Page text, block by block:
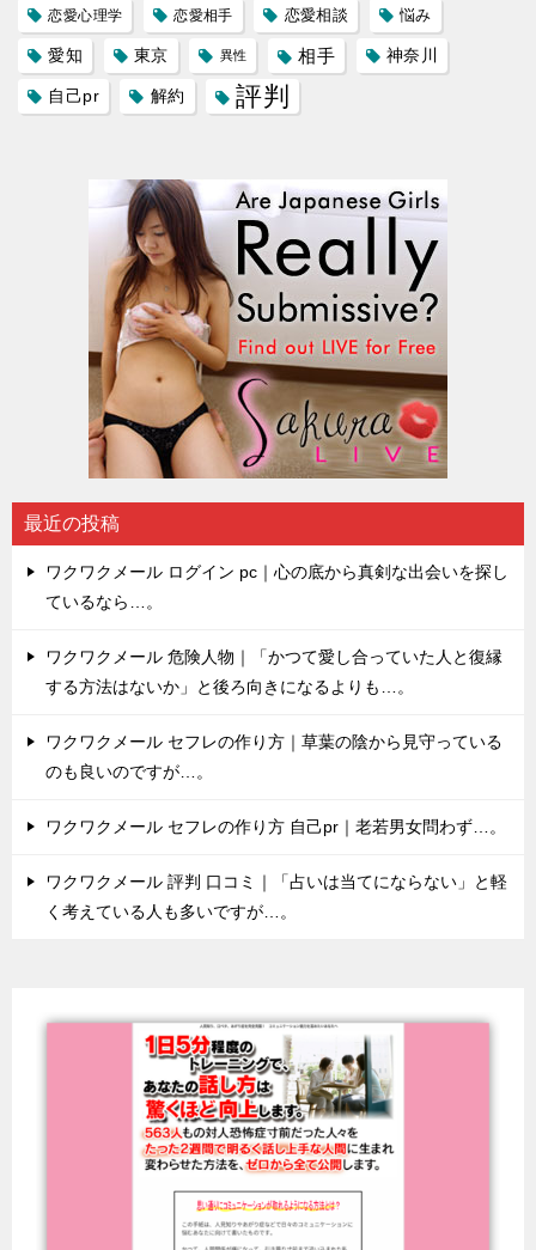
恋愛心理学 恋愛相手 恋愛相談 悩み
愛知 東京 異性 相手 神奈川
自己pr 解約 評判
最近の投稿
ワクワクメール ログイン pc｜心の底から真剣な出会いを探し
ているなら…。
ワクワクメール 危険人物｜「かつて愛し合っていた人と復縁
する方法はないか」と後ろ向きになるよりも…。
ワクワクメール セフレの作り方｜草葉の陰から見守っている
のも良いのですが…。
ワクワクメール セフレの作り方 自己pr｜老若男女問わず…。
ワクワクメール 評判 口コミ｜「占いは当てにならない」と軽
く考えている人も多いですが…。